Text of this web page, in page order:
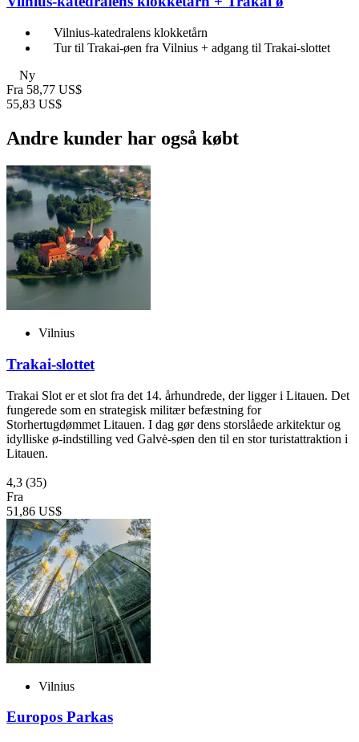
Vilnius-katedralens klokketårn
Tur til Trakai-øen fra Vilnius + adgang til Trakai-slottet
Ny
Fra 58,77 US$
55,83 US$
Andre kunder har også købt
Vilnius
Trakai-slottet
Trakai Slot er et slot fra det 14. århundrede, der ligger i Litauen. Det
fungerede som en strategisk militær befæstning for
Storhertugdømmet Litauen. I dag gør dens storslåede arkitektur og
idylliske ø-indstilling ved Galvė-søen den til en stor turistattraktion i
Litauen.
4,3 (35)
Fra
51,86 US$
Vilnius
Europos Parkas